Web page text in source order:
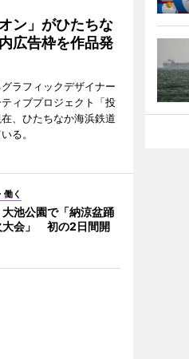
ン」がひたちな
広告枠を作品発
ラフィックデザイナー
ィブプロジェクト「投
、ひたちなか海浜鉄道
る。
働く
池公園で「納涼盆踊
大会」 初の2日間開